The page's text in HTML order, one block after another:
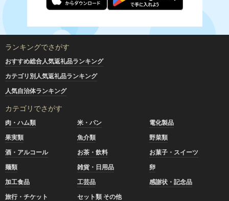
ランキングでさがす
おすすめ総合人気返礼品ランキング
カテゴリ別人気返礼品ランキング
人気自治体ランキング
カテゴリでさがす
肉・ハム類 米・パン
電化製品
果実類
魚介類
野菜類
酒・アルコール
お茶・飲料
お菓子・スイーツ
麺類
雑貨・日用品
卵
加工食品
工芸品
感謝状・記念品
旅行・チケット
セット類 その他